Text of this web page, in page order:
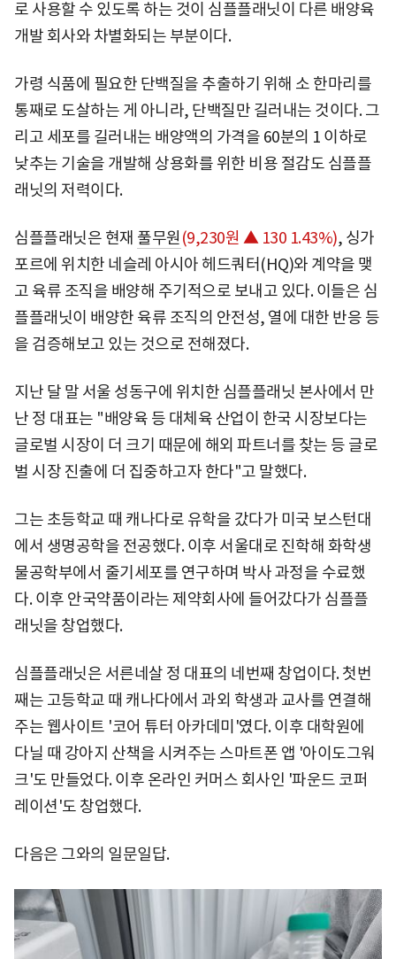
로 사용할 수 있도록 하는 것이 심플플래닛이 다른 배양육
개발 회사와 차별화되는 부분이다.
가령 식품에 필요한 단백질을 추출하기 위해 소 한마리를
통째로 도살하는 게 아니라, 단백질만 길러내는 것이다. 그
리고 세포를 길러내는 배양액의 가격을 60분의 1 이하로
낮추는 기술을 개발해 상용화를 위한 비용 절감도 심플플
래닛의 저력이다.
심플플래닛은 현재 풀무원 (9,230원 ▲ 130 1.43%), 싱가
포르에 위치한 네슬레 아시아 헤드쿼터(HQ)와 계약을 맺
고 육류 조직을 배양해 주기적으로 보내고 있다. 이들은 심
플플래닛이 배양한 육류 조직의 안전성, 열에 대한 반응 등
을 검증해보고 있는 것으로 전해졌다.
지난 달 말 서울 성동구에 위치한 심플플래닛 본사에서 만
난 정 대표는 "배양육 등 대체육 산업이 한국 시장보다는
글로벌 시장이 더 크기 때문에 해외 파트너를 찾는 등 글로
벌 시장 진출에 더 집중하고자 한다"고 말했다.
그는 초등학교 때 캐나다로 유학을 갔다가 미국 보스턴대
에서 생명공학을 전공했다. 이후 서울대로 진학해 화학생
물공학부에서 줄기세포를 연구하며 박사 과정을 수료했
다. 이후 안국약품이라는 제약회사에 들어갔다가 심플플
래닛을 창업했다.
심플플래닛은 서른네살 정 대표의 네번째 창업이다. 첫번
째는 고등학교 때 캐나다에서 과외 학생과 교사를 연결해
주는 웹사이트 '코어 튜터 아카데미'였다. 이후 대학원에
다닐 때 강아지 산책을 시켜주는 스마트폰 앱 '아이도그워
크'도 만들었다. 이후 온라인 커머스 회사인 '파운드 코퍼
레이션'도 창업했다.
다음은 그와의 일문일답.